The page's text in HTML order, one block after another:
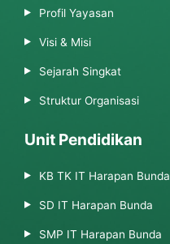
Profil Yayasan
Visi & Misi
Sejarah Singkat
Struktur Organisasi
Unit Pendidikan
KB TK IT Harapan Bunda
SD IT Harapan Bunda
SMP IT Harapan Bunda